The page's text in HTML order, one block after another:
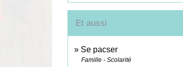
Et aussi
Se pacser
Famille - Scolarité